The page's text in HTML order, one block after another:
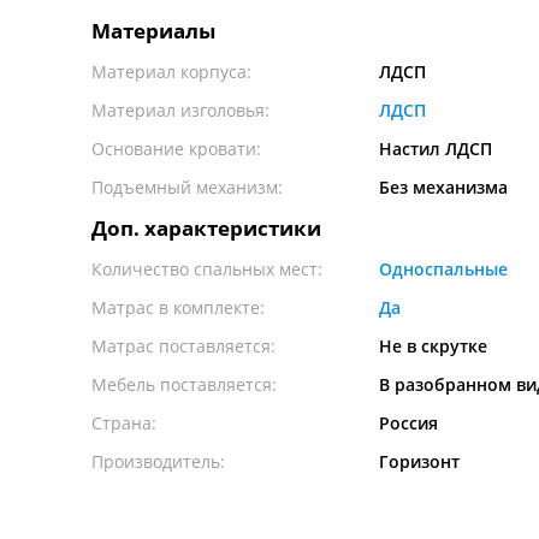
Материалы
Материал корпуса:
ЛДСП
Материал изголовья:
ЛДСП
Основание кровати:
Настил ЛДСП
Подъемный механизм:
Без механизма
Доп. характеристики
Количество спальных мест:
Односпальные
Матрас в комплекте:
Да
Матрас поставляется:
Не в скрутке
Мебель поставляется:
В разобранном
Страна:
Россия
Производитель:
Горизонт